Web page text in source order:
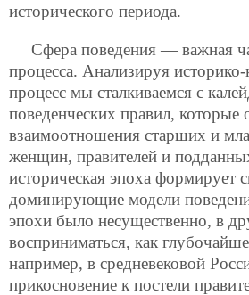
исторического периода.
Сфера поведения — важная
процесса. Анализируя
процесс мы сталкиваемся с
поведенческих правил, которые
взаимоотношения старших и
женщин, правителей и
историческая эпоха формирует
доминирующие модели
эпохи было несущественно, в
восприниматься, как
например, в средневековой
прикосновение к постели